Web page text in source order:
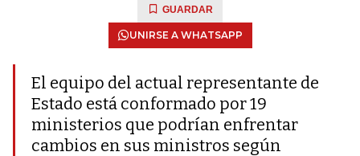
GUARDAR
UNIRSE A WHATSAPP
El equipo del actual representante de
Estado está conformado por 19
ministerios que podrían enfrentar
cambios en sus ministros según